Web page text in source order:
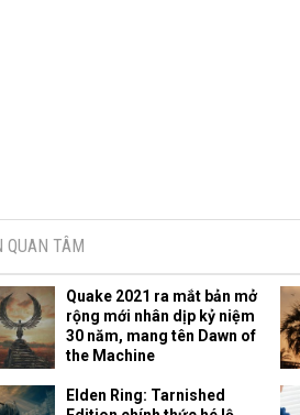
QUAN TÂM
Quake 2021 ra mắt bản mở
rộng mới nhân dịp kỷ niệm
30 năm, mang tên Dawn of
the Machine
Elden Ring: Tarnished